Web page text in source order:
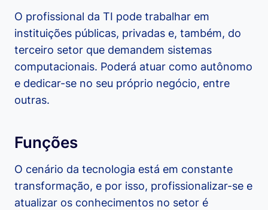
O profissional da TI pode trabalhar em
instituições públicas, privadas e, também, do
terceiro setor que demandem sistemas
computacionais. Poderá atuar como autônomo
e dedicar-se no seu próprio negócio, entre
outras.
Funções
O cenário da tecnologia está em constante
transformação, e por isso, profissionalizar-se e
atualizar os conhecimentos no setor é